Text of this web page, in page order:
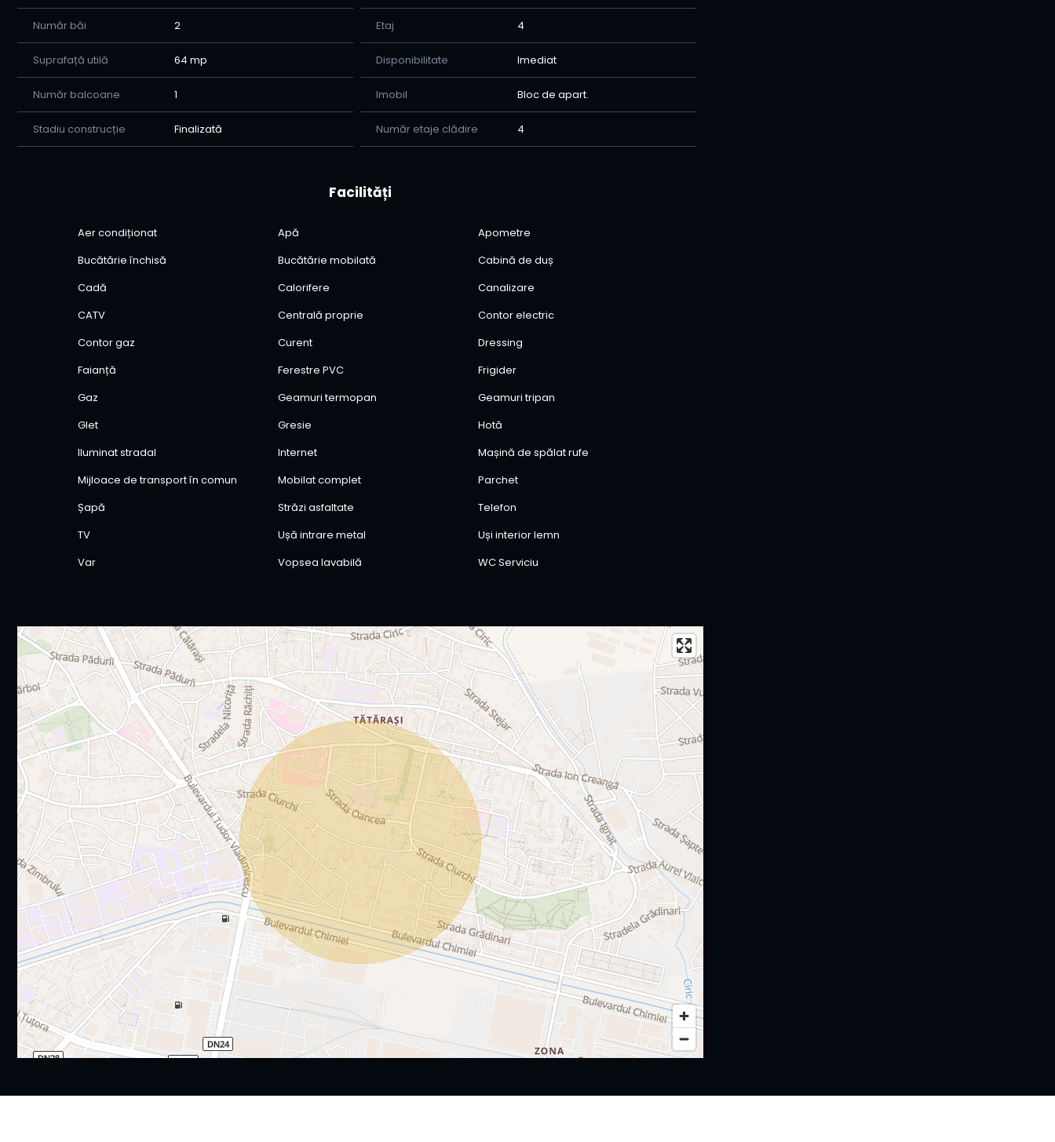
Număr băi 2 Etaj 4
Suprafață utilă 64 mp Disponibilitate Imediat
Număr balcoane 1 Imobil Bloc de apart.
Stadiu construcție Finalizată Număr etaje clădire 4
Facilități
Aer condiționat Apă
Apometre
Bucătărie închisă
Bucătărie mobilată
Cabină de duș
Cadă
Calorifere
Canalizare
CATV
Centrală proprie
Contor electric
Contor gaz
Curent
Dressing
Faianță
Ferestre PVC
Frigider
Gaz
Geamuri termopan
Geamuri tripan
Glet
Gresie
Hotă
Iluminat stradal
Internet
Mașină de spălat rufe
Mijloace de transport în comun
Mobilat complet
Parchet
Șapă
Străzi asfaltate
Telefon
TV
Ușă intrare metal
Uși interior lemn
Var
Vopsea lavabilă WC Serviciu